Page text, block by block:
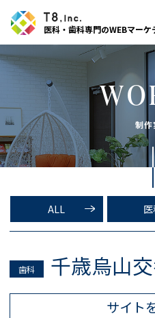
医科・歯科専門のWEBマー
制作
ALL
歯科 千歳烏山
サイト